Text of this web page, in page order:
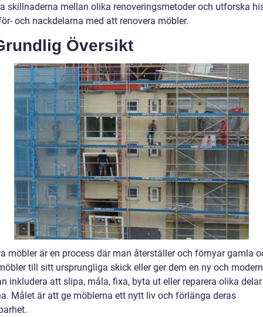
skillnaderna mellan olika renoveringsmetoder och utforska
och nackdelarna med att renovera möbler.
Översikt
möbler är en process där man återställer och förnyar gamla
till sitt ursprungliga skick eller ger dem en ny och
inkludera att slipa, måla, fixa, byta ut eller reparera olika
Målet är att ge möblerna ett nytt liv och förlänga deras